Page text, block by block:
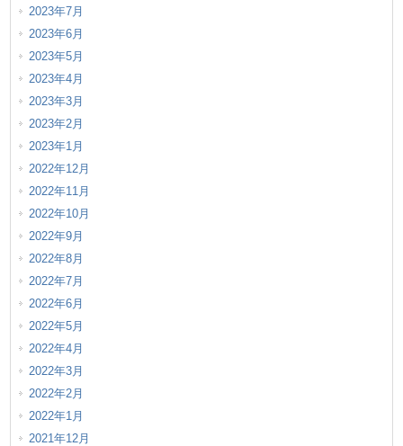
2023年7月
2023年6月
2023年5月
2023年4月
2023年3月
2023年2月
2023年1月
2022年12月
2022年11月
2022年10月
2022年9月
2022年8月
2022年7月
2022年6月
2022年5月
2022年4月
2022年3月
2022年2月
2022年1月
2021年12月